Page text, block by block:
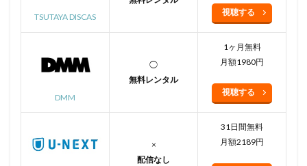
TSUTAYA DISCAS
視聴する
DMM
◯
無料レンタル
1ヶ月無料
月額1980円
視聴する
×
配信なし
31日間無料
月額2189円